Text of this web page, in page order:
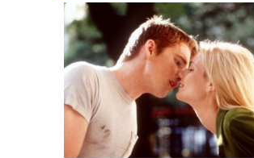
Hawaii'den Fotoğraflar
Gizemli Tarikat Filmleri ve Dizileri